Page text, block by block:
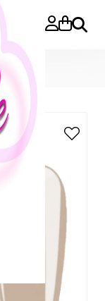
Zoeken